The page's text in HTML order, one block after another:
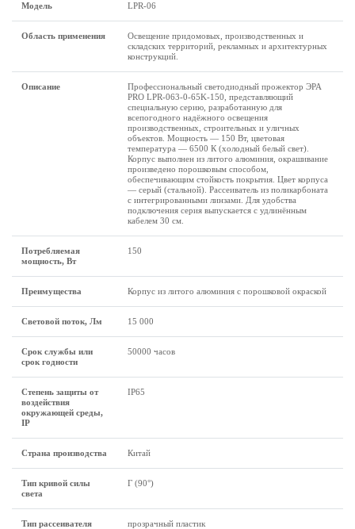
Модель LPR-06
Область применения
Освещение придомовых, производственных и
складских территорий, рекламных и архитектурных
конструкций.
Описание
Профессиональный светодиодный прожектор ЭРА
PRO LPR-063-0-65K-150, представляющий
специальную серию, разработанную для
всепогодного надёжного освещения
производственных, строительных и уличных
объектов. Мощность — 150 Вт, цветовая
температура — 6500 К (холодный белый свет).
Корпус выполнен из литого алюминия, окрашивание
произведено порошковым способом,
обеспечивающим стойкость покрытия. Цвет корпуса
— серый (стальной). Рассеиватель из поликарбоната
с интегрированными линзами. Для удобства
подключения серия выпускается с удлинённым
кабелем 30 см.
Потребляемая
мощность, Вт
150
Преимущества Корпус из литого алюминия с порошковой окраской
Световой поток, Лм 15 000
Срок службы или
срок годности
50000 часов
Степень защиты от
воздействия
окружающей среды,
IP
IP65
Страна производства Китай
Тип кривой силы
света
Г (90°)
Тип рассеивателя прозрачный пластик